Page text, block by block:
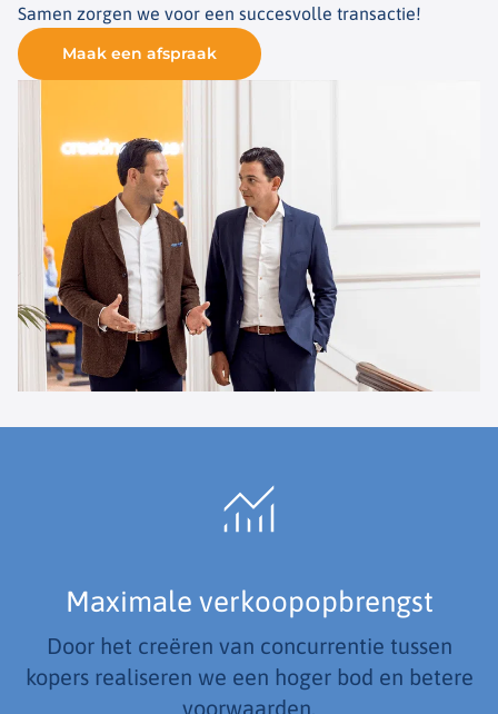
Samen zorgen we voor een succesvolle transactie!
Maak een afspraak
Maximale verkoopopbrengst
Door het creëren van concurrentie tussen
kopers realiseren we een hoger bod en betere
voorwaarden.